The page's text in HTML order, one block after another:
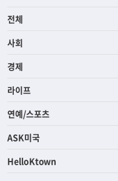
전체
사회
경제
라이프
연예/스포츠
ASK미국